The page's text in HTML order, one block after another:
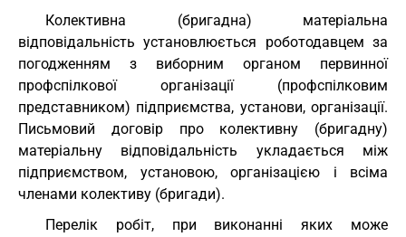
Колективна (бригадна) матеріальна
відповідальність установлюється роботодавцем за
погодженням з виборним органом первинної
профспілкової організації (профспілковим
представником) підприємства, установи, організації.
Письмовий договір про колективну (бригадну)
матеріальну відповідальність укладається між
підприємством, установою, організацією і всіма
членами колективу (бригади).
Перелік робіт, при виконанні яких може